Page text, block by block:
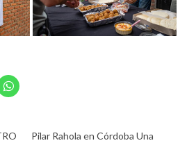
Pilar Rahola en Córdoba Una